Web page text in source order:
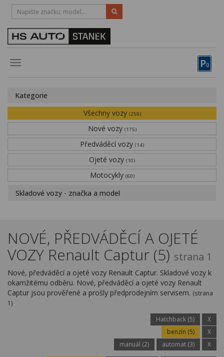
P0
Toggle
HOTLINE:
STRAKONICE-383 335 366
Obytné vozy
Financování
Novinky
Kontakty
Kategorie
Všechny vozy (259)
Nové vozy (175)
Předváděcí vozy (14)
Ojeté vozy (10)
Motocykly (60)
Skladové vozy - značka a model
NOVÉ, PŘEDVÁDĚCÍ A OJETÉ
VOZY Renault Captur (5) strana 1
Nové, předváděcí a ojeté vozy Renault Captur. Skladové vozy k
okamžitému odběru. Nové, předváděcí a ojeté vozy Renault
Captur jsou prověřené a prošly předprodejním servisem. (strana
1)
Hatchback (5)
X
benzín (5)
X
manuál (2)
automat (3) X